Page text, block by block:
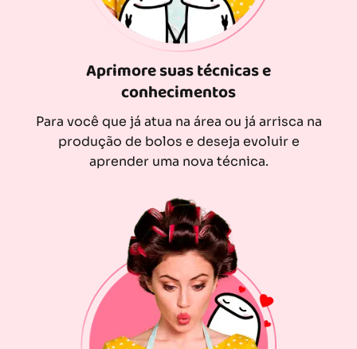
Aprimore suas técnicas e
conhecimentos
Para você que já atua na área ou já arrisca na
produção de bolos e deseja evoluir e
aprender uma nova técnica.